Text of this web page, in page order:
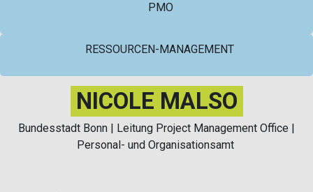
PMO
RESSOURCEN-MANAGEMENT
NICOLE MALSO
Bundesstadt Bonn | Leitung Project Management Office |
Personal- und Organisationsamt